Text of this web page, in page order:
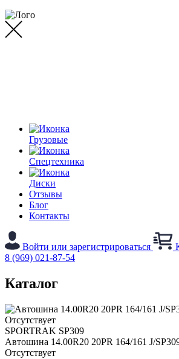
Грузовые
Спецтехника
Диски
Отзывы
Блог
Контакты
Войти или зарегистрироваться
8 (969) 021-87-54
Каталог
Отсутствует
SPORTRAK SP309
Автошина 14.00R20 20PR 164/161 J/
Отсутствует